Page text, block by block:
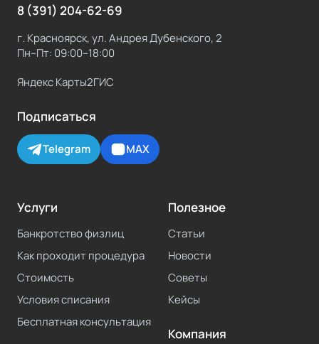
8 (391) 204-62-69
г. Красноярск, ул. Андрея Дубенского, 2
Пн–Пт: 09:00–18:00
Яндекс Карты2ГИС
Подписаться
Telegram MAX
Услуги
Банкротство физлиц
Как проходит процедура
Стоимость
Условия списания
Бесплатная консультация
Полезное
Статьи
Новости
Советы
Кейсы
Компания